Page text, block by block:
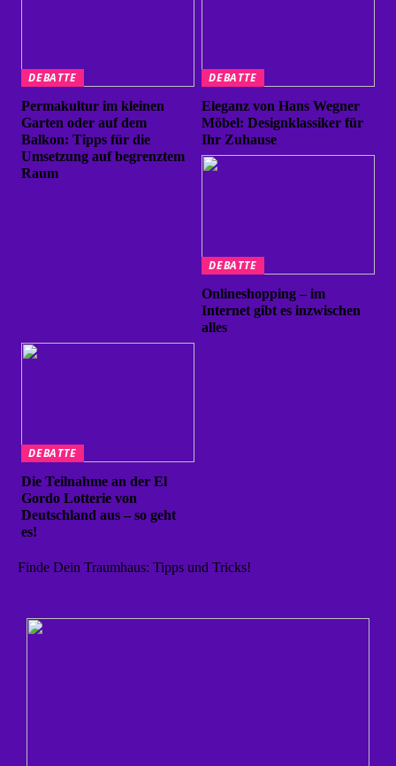
DEBATTE
Permakultur im kleinen
Garten oder auf dem
Balkon: Tipps für die
Umsetzung auf begrenztem
Raum
DEBATTE
Eleganz von Hans Wegner
Möbel: Designklassiker für
Ihr Zuhause
DEBATTE
Onlineshopping – im
Internet gibt es inzwischen
alles
DEBATTE
Die Teilnahme an der El
Gordo Lotterie von
Deutschland aus – so geht
es!
Finde Dein Traumhaus: Tipps und Tricks!